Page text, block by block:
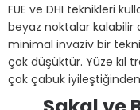
FUE ve DHI teknikleri
beyaz noktalar kalabilir
minimal invaziv bir
çok düşüktür. Yüze kıl
çok çabuk